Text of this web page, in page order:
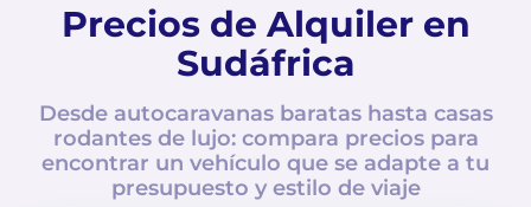
Precios de Alquiler en
Sudáfrica
Desde autocaravanas baratas hasta casas
rodantes de lujo: compara precios para
encontrar un vehículo que se adapte a tu
presupuesto y estilo de viaje